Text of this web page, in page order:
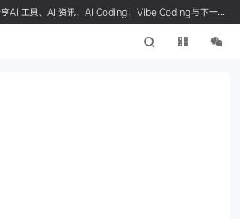
AI 工具、AI 资讯、AI Coding、Vibe Coding与下一代
藏我们